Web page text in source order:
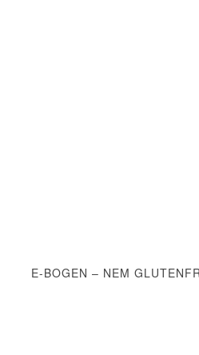
E-BOGEN – NEM